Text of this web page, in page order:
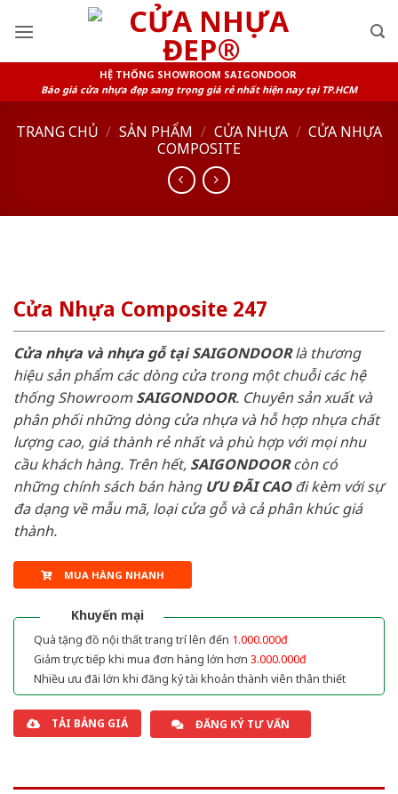
HỆ THỐNG SHOWROOM SAIGONDOOR
Báo giá cửa nhựa đẹp sang trọng giá rẻ nhất hiện nay tại TP.HCM
TRANG CHỦ / SẢN PHẨM / CỬA NHỰA / CỬA NHỰA
COMPOSITE
Cửa Nhựa Composite 247
Cửa nhựa và nhựa gỗ tại SAIGONDOORlà thương
hiệu sản phẩm các dòng cửa trong một chuỗi các hệ
thống ShowroomSAIGONDOOR. Chuyên sản xuất và
phân phối những dòng cửa nhựa và hỗ hợp nhựa chất
lượng cao, giá thành rẻ nhất và phù hợp với mọi nhu
cầu khách hàng. Trên hết, SAIGONDOORcòn có
những chính sách bán hàng ƯU ĐÃI CAOđi kèm với sự
đa dạng về mẫu mã, loại cửa gỗ và cả phân khúc giá
thành.
MUA HÀNG NHANH
Khuyến mại
Quà tặng đồ nội thất trang trí lên đến 1.000.000đ
Giảm trực tiếp khi mua đơn hàng lớn hơn 3.000.000đ
Nhiều ưu đãi lớn khi đăng ký tài khoản thành viên thân thiết
TẢI BẢNG GIÁ ĐĂNG KÝ TƯ VẤN